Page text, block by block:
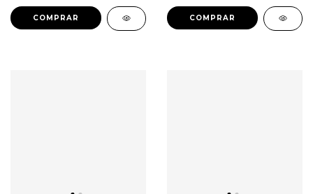
COMPRAR COMPRAR